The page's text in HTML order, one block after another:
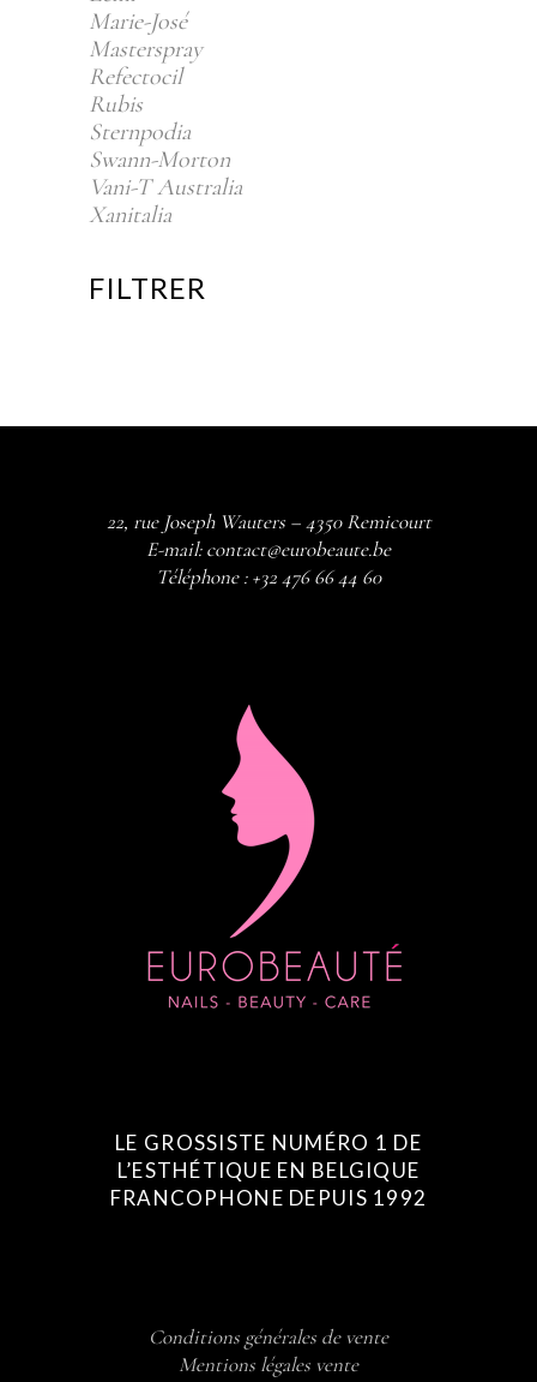
Marie-José
Masterspray
Refectocil
Rubis
Sternpodia
Swann-Morton
Vani-T Australia
Xanitalia
FILTRER
22, rue Joseph Wauters – 4350 Remicourt
E-mail:contact@eurobeaute.be
Téléphone :+32 476 66 44 60
LE GROSSISTE NUMÉRO 1 DE
L’ESTHÉTIQUE EN BELGIQUE
FRANCOPHONE DEPUIS 1992
Conditions générales de vente
Mentions légales vente